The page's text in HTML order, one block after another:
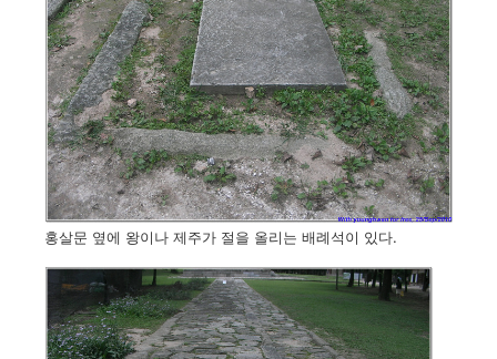
홍살문 옆에 왕이나 제주가 절을 올리는 배례석이 있다.